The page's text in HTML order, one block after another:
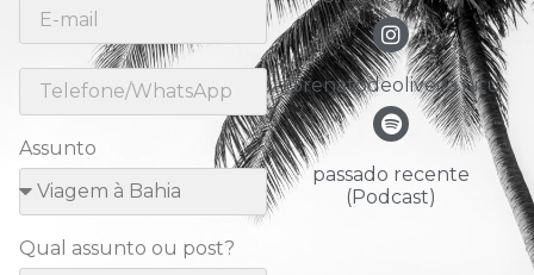
Assunto
Qual assunto ou post?
@renatodeoliveira.nitu
passado recente
(Podcast)